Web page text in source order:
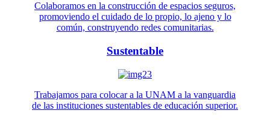
Colaboramos en la construcción de espacios seguros,
promoviendo el cuidado de lo propio, lo ajeno y lo
común, construyendo redes comunitarias.
Sustentable
Trabajamos para colocar a la UNAM a la vanguardia
de las instituciones sustentables de educación superior.